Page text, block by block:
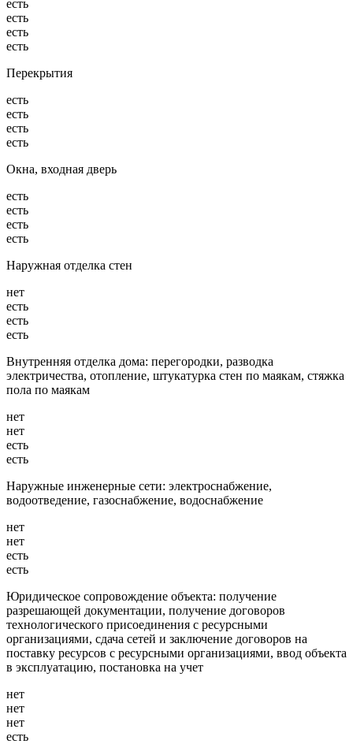
есть
есть
есть
есть
Перекрытия
есть
есть
есть
есть
Окна, входная дверь
есть
есть
есть
есть
Наружная отделка стен
нет
есть
есть
есть
Внутренняя отделка дома: перегородки, разводка
электричества, отопление, штукатурка стен по маякам, стяжка
пола по маякам
нет
нет
есть
есть
Наружные инженерные сети: электроснабжение,
водоотведение, газоснабжение, водоснабжение
нет
нет
есть
есть
Юридическое сопровождение объекта: получение
разрешающей документации, получение договоров
технологического присоединения с ресурсными
организациями, сдача сетей и заключение договоров на
поставку ресурсов с ресурсными организациями, ввод объекта
в эксплуатацию, постановка на учет
нет
нет
нет
есть